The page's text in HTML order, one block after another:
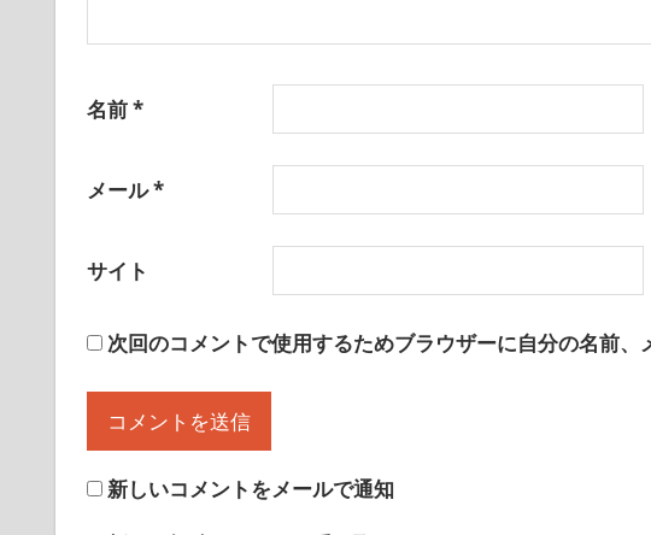
名前*
メール*
サイト
次回のコメントで使用するためブラウザーに自分の名前、
新しいコメントをメールで通知